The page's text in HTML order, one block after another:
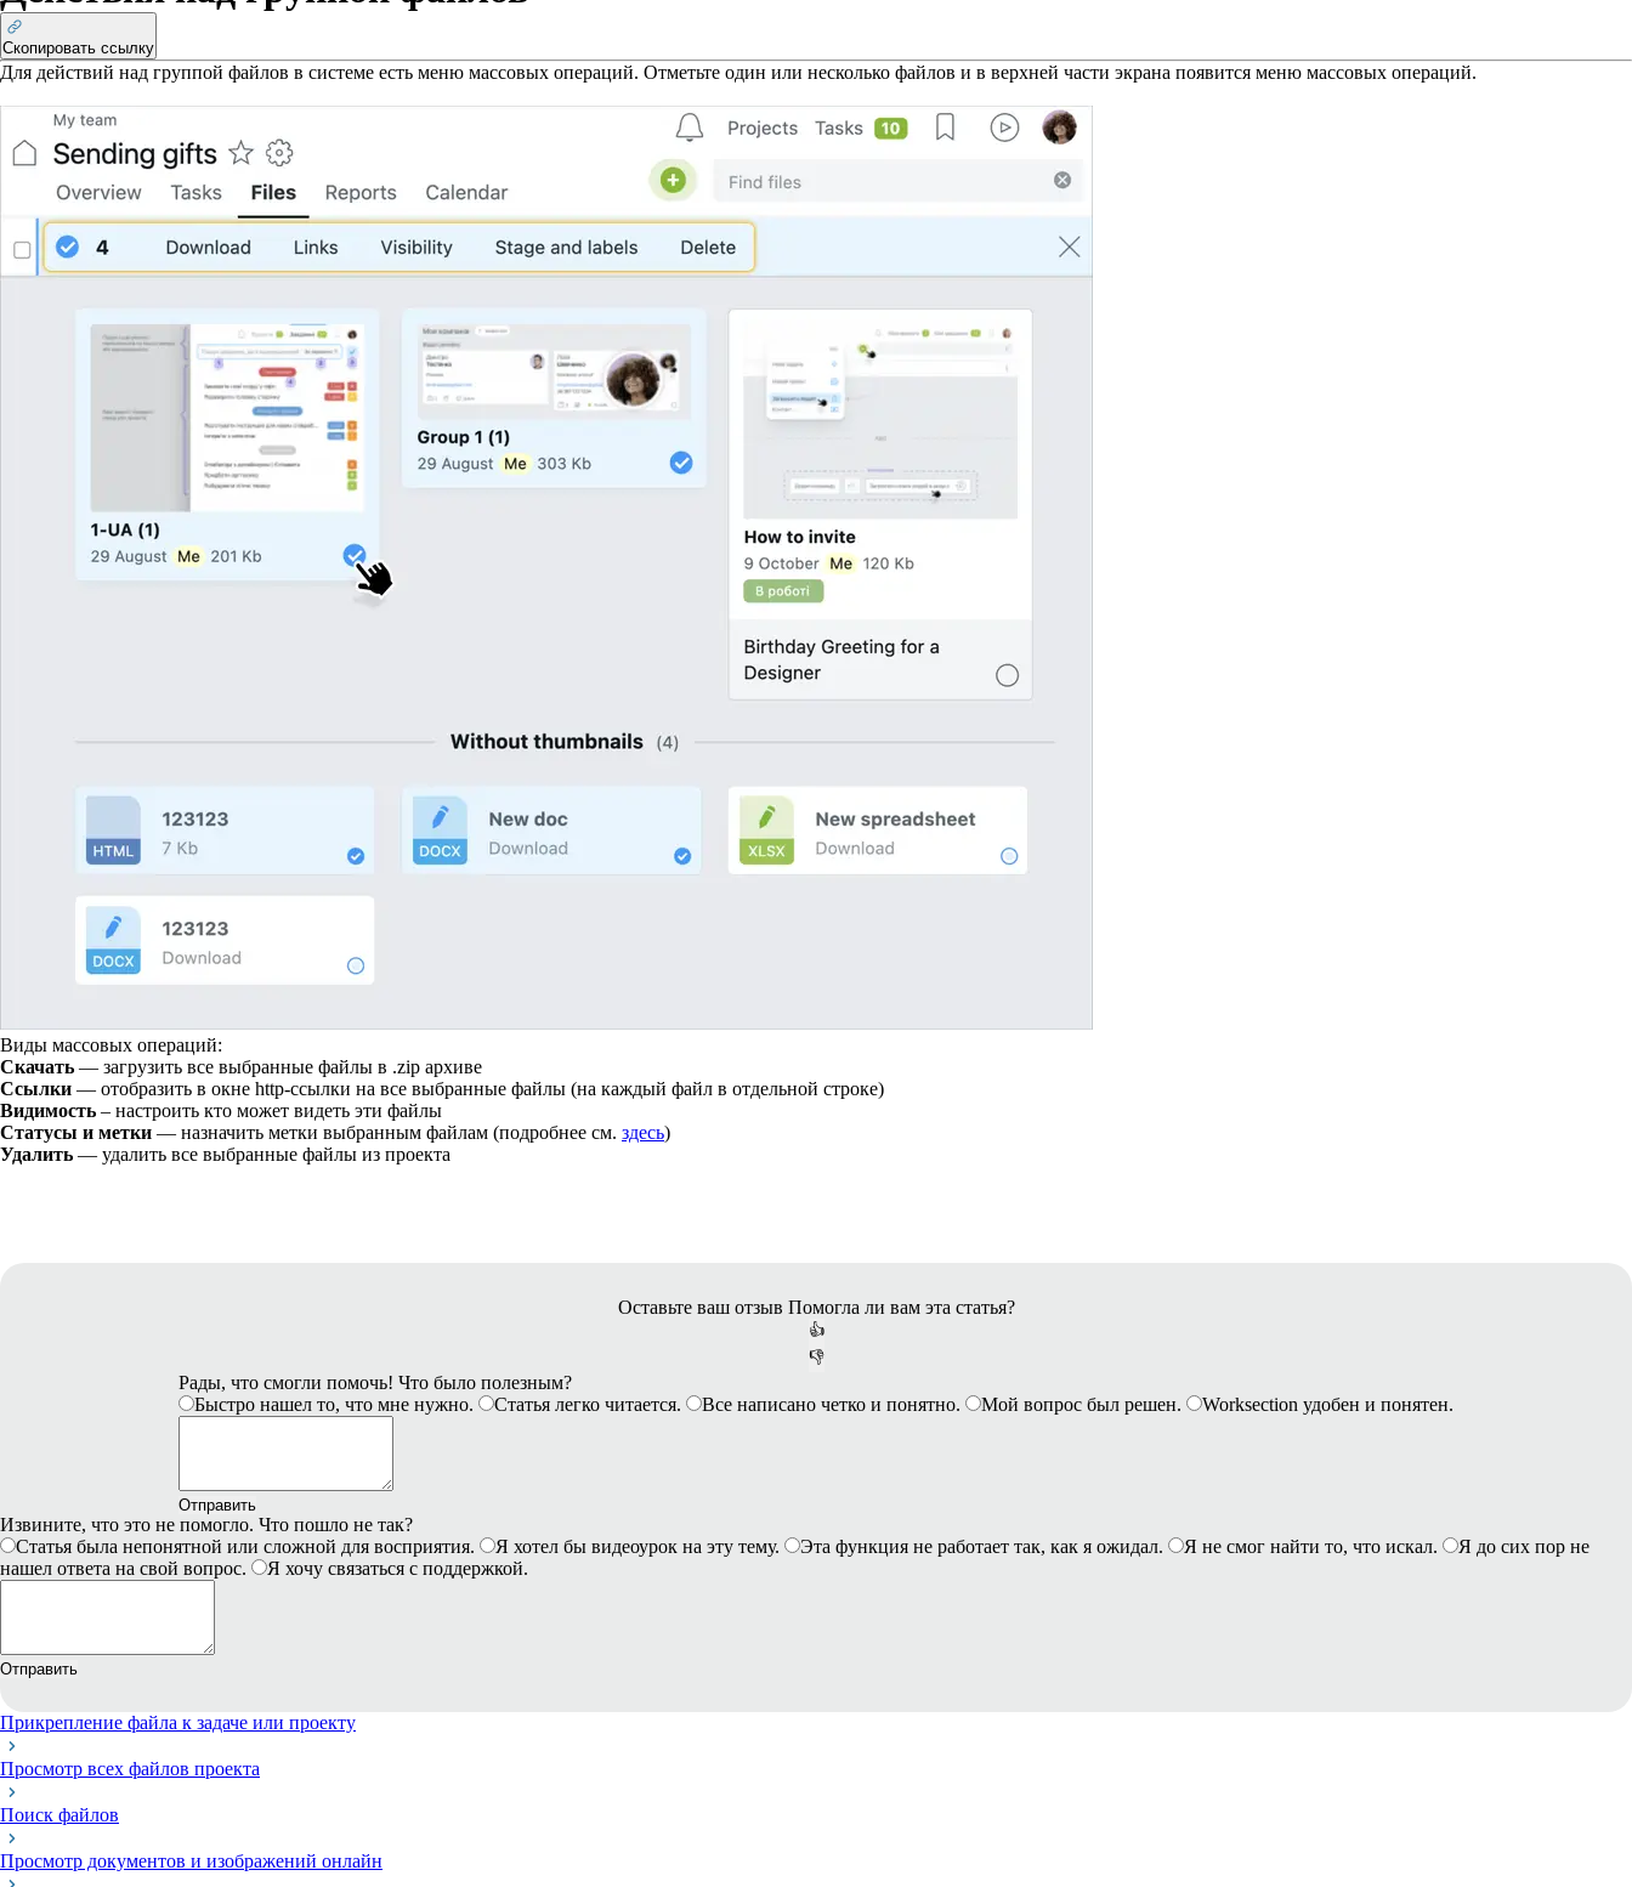
Скопировать ссылку
Для действий над группой файлов в системе есть меню массовых операций. Отметьте один или несколько файлов и в верхней части экрана появится меню массовых операций.
Виды массовых операций:
Скачать — загрузить все выбранные файлы в .zip архиве
Ссылки — отобразить в окне http-ссылки на все выбранные файлы (на каждый файл в отдельной строке)
Видимость – настроить кто может видеть эти файлы
Статусы и метки — назначить метки выбранным файлам (подробнее см. здесь)
Удалить — удалить все выбранные файлы из проекта
Оставьте ваш отзыв Помогла ли вам эта статья?
👍
👎
Рады, что смогли помочь! Что было полезным?
Быстро нашел то, что мне нужно.
Статья легко читается. Все написано четко и понятно. Мой вопрос был решен. Worksection удобен и понятен.
Отправить
Извините, что это не помогло. Что пошло не так?
Статья была непонятной или сложной для восприятия.
Я хотел бы видеоурок на эту тему. Эта функция не работает так, как я ожидал. Я не смог найти то, что искал.
Я до сих пор не
нашел ответа на свой вопрос.
Я хочу связаться с поддержкой.
Отправить
Прикрепление файла к задаче или проекту
Просмотр всех файлов проекта
Поиск файлов
Просмотр документов и изображений онлайн